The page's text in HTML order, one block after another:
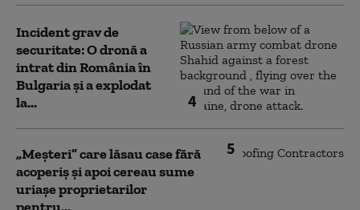
4
Incident grav de
securitate: O dronă a
intrat din România în
Bulgaria şi a explodat
la...
5
„Meșteri” care lăsau case fără
acoperiș și apoi cereau sume
uriașe proprietarilor